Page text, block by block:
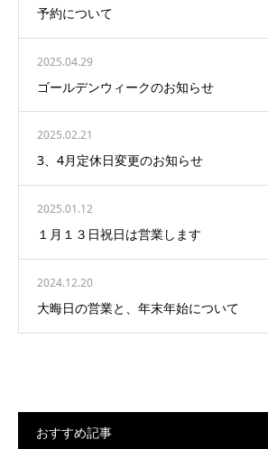
予約について
2025.04.29
ゴールデンウィークのお知らせ
2025.02.21
3、4月定休日変更のお知らせ
2025.01.12
１月１３日祝日は営業します
2024.12.20
大晦日の営業と、年末年始について
おすすめ記事